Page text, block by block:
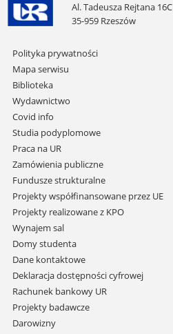
Al. Tadeusza Rejtana 16C
35-959 Rzeszów
Pomiń
nawigację
i
przejdź
do
treści
Polityka prywatności
Mapa serwisu
Biblioteka
Wydawnictwo
Covid info
Studia podyplomowe
Praca na UR
Zamówienia publiczne
Fundusze strukturalne
Projekty współfinansowane przez UE
Projekty realizowane z KPO
Wynajem sal
Domy studenta
Dane kontaktowe
Deklaracja dostępności cyfrowej
Rachunek bankowy UR
Projekty badawcze
Darowizny